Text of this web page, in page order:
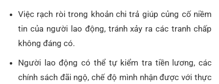
Việc rạch ròi trong khoản chi trả giúp củng cố niềm
tin của người lao động, tránh xảy ra các tranh chấp
không đáng có.
Người lao động có thể tự kiểm tra tiền lương, các
chính sách đãi ngộ, chế độ mình nhận được với thực